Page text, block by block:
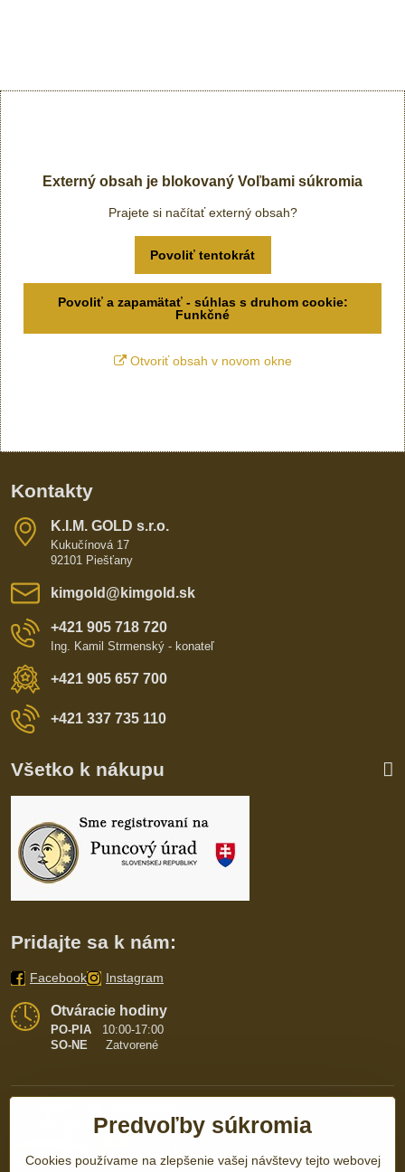
Externý obsah je blokovaný Voľbami súkromia
Prajete si načítať externý obsah?
Povoliť tentokrát
Povoliť a zapamätať - súhlas s druhom cookie:
Funkčné
Otvoriť obsah v novom okne
Kontakty
K​​.I​​.M​​. GOLD s​​.r​​.o​​.
Kukučínová 17
92101 Piešťany
kimgold​@kimgold​.sk
+421 905 718 720
Ing. Kamil Strmenský - konateľ
+421 905 657 700
+421 337 735 110
Všetko k nákupu
Pridajte sa k nám:
Facebook Instagram
Otváracie hodiny
PO-PIA
10:00-17:00
SO-NE Zatvorené
Predvoľby súkromia
Cookies používame na zlepšenie vašej návštevy tejto webovej